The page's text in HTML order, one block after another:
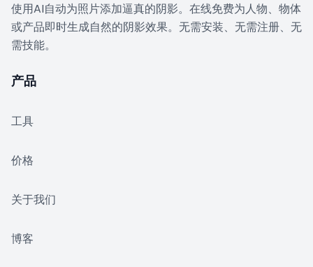
使用AI自动为照片添加逼真的阴影。在线免费为人物、物体
或产品即时生成自然的阴影效果。无需安装、无需注册、无
需技能。
产品
工具
价格
关于我们
博客